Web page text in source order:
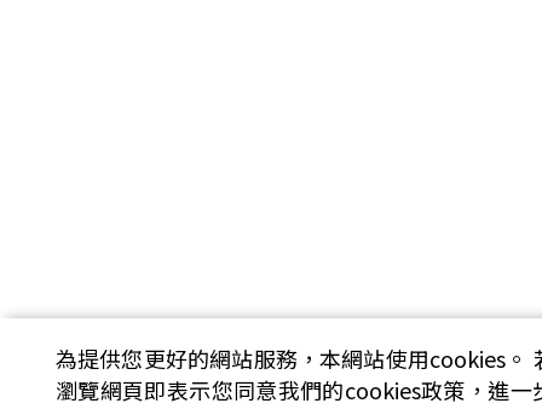
為提供您更好的網站服務，本網站使用cookies。
瀏覽網頁即表示您同意我們的cookies政策，進一